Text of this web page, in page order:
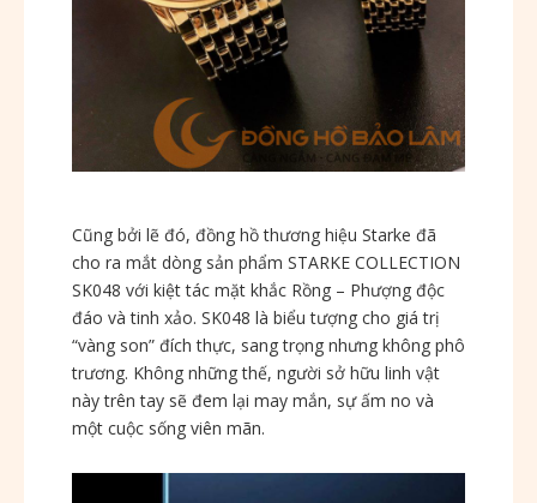
Cũng bởi lẽ đó, đồng hồ thương hiệu Starke đã
cho ra mắt dòng sản phẩm STARKE COLLECTION
SK048 với kiệt tác mặt khắc Rồng – Phượng độc
đáo và tinh xảo. SK048 là biểu tượng cho giá trị
“vàng son” đích thực, sang trọng nhưng không phô
trương. Không những thế, người sở hữu linh vật
này trên tay sẽ đem lại may mắn, sự ấm no và
một cuộc sống viên mãn.